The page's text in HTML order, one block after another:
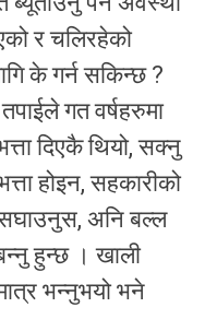
र चलिरहेको
के गर्न सकिन्छ ?
गत वर्षहरुमा
दिएकै थियो, सक्नु
होइन, सहकारीको
सघाउनुस, अनि बल्ल
हुन्छ । खाली
भन्नुभयो भने